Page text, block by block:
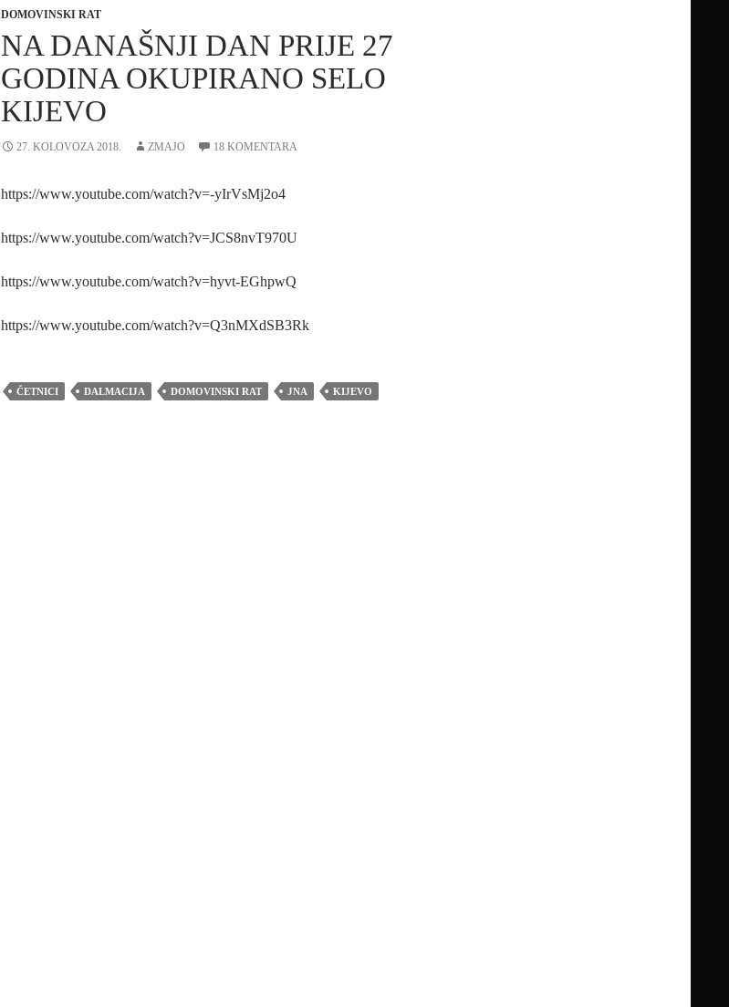
DOMOVINSKI RAT
NA DANAŠNJI DAN PRIJE 27
GODINA OKUPIRANO SELO
KIJEVO
27. KOLOVOZA 2018. ZMAJO 18 KOMENTARA
https://www.youtube.com/watch?v=-yIrVsMj2o4
https://www.youtube.com/watch?v=JCS8nvT970U
https://www.youtube.com/watch?v=hyvt-EGhpwQ
https://www.youtube.com/watch?v=Q3nMXdSB3Rk
ČETNICI DALMACIJA DOMOVINSKI RAT JNA KIJEVO